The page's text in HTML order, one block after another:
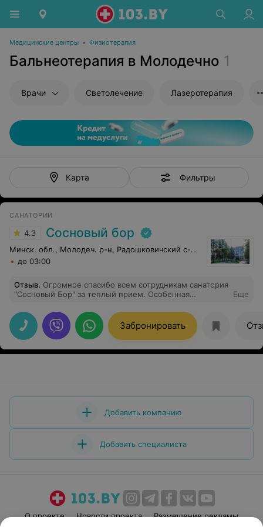
Медицинские центры • Физиотерапия
Бальнеотерапия в Молодечно 1
Врачи Светолечение Лазеротерапия
Карта Фильтры
САНАТОРИЙ
4.3 Сосновый бор
Минск. обл., Молодеч. р-н, Радошковичский c-с, 1
до 03:00
Отзыв. Огромное спасибо всем сотрудникам санатория
"Сосновый Бор" за теплый прием. Особенная
Валентиновне за добросовестный труд, за приятную
встречу. Обслуживание и питание-супер! Спасибо
культмассовикам за приятное
развлечение.Алла,спасибо! Всем здоровья!
Еще
Забронировать
Добавить компанию
Добавить специалиста
О проекте Новости проекта Размещение рекламы